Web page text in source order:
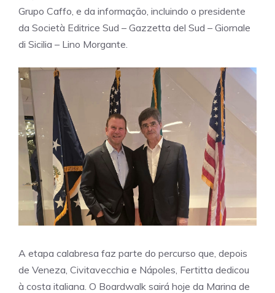
Grupo Caffo, e da informação, incluindo o presidente
da Società Editrice Sud – Gazzetta del Sud – Giornale
di Sicilia – Lino Morgante.
A etapa calabresa faz parte do percurso que, depois
de Veneza, Civitavecchia e Nápoles, Fertitta dedicou
à costa italiana. O Boardwalk sairá hoje da Marina de